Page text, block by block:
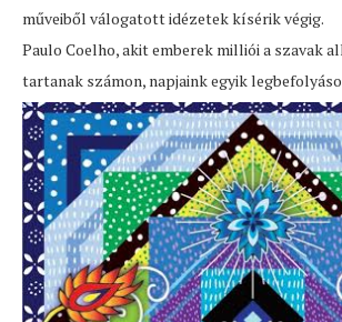
műveiből válogatott idézetek kísérik végig.
Paulo Coelho, akit emberek milliói a szavak
tartanak számon, napjaink egyik